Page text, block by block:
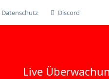
Datenschutz Discord
Live